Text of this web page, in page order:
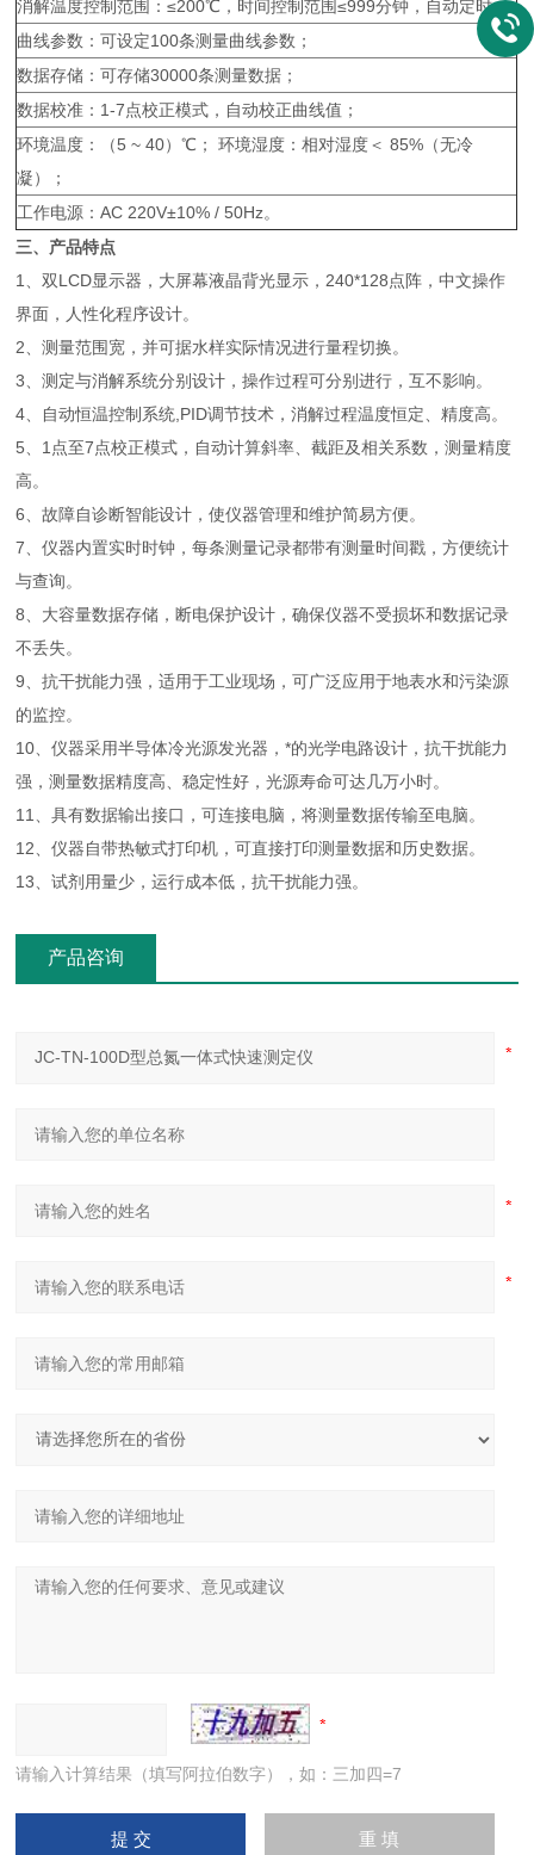
消解温度控制范围：≤200℃，时间控制范围≤999分钟，自动定时；
曲线参数：可设定100条测量曲线参数；
数据存储：可存储30000条测量数据；
数据校准：1-7点校正模式，自动校正曲线值；
环境温度：（5 ~ 40）℃； 环境湿度：相对湿度＜ 85%（无冷
凝）；
工作电源：AC 220V±10% / 50Hz。
三、产品特点
1、双LCD显示器，大屏幕液晶背光显示，240*128点阵，中文操作
界面，人性化程序设计。
2、测量范围宽，并可据水样实际情况进行量程切换。
3、测定与消解系统分别设计，操作过程可分别进行，互不影响。
4、自动恒温控制系统,PID调节技术，消解过程温度恒定、精度高。
5、1点至7点校正模式，自动计算斜率、截距及相关系数，测量精度
高。
6、故障自诊断智能设计，使仪器管理和维护简易方便。
7、仪器内置实时时钟，每条测量记录都带有测量时间戳，方便统计
与查询。
8、大容量数据存储，断电保护设计，确保仪器不受损坏和数据记录
不丢失。
9、抗干扰能力强，适用于工业现场，可广泛应用于地表水和污染源
的监控。
10、仪器采用半导体冷光源发光器，*的光学电路设计，抗干扰能力
强，测量数据精度高、稳定性好，光源寿命可达几万小时。
11、具有数据输出接口，可连接电脑，将测量数据传输至电脑。
12、仪器自带热敏式打印机，可直接打印测量数据和历史数据。
13、试剂用量少，运行成本低，抗干扰能力强。
产品咨询
请输入计算结果（填写阿拉伯数字），如：三加四=7